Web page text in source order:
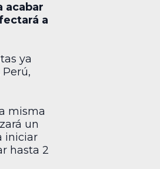
acabar
a
ya
misma
un
iniciar
hasta 2